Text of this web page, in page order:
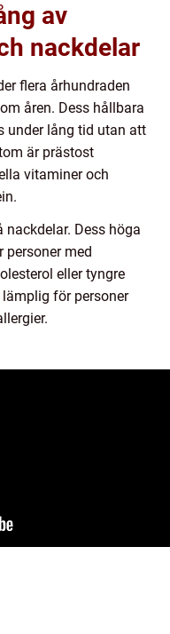
av
nackdelar
flera århundraden
åren. Dess hållbara
under lång tid utan att
är prästost
vitaminer och
Dess höga
med
eller tyngre
för personer